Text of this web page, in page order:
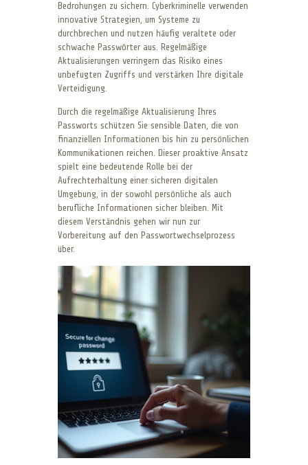
Bedrohungen zu sichern. Cyberkriminelle verwenden
innovative Strategien, um Systeme zu
durchbrechen und nutzen häufig veraltete oder
schwache Passwörter aus. Regelmäßige
Aktualisierungen verringern das Risiko eines
unbefugten Zugriffs und verstärken Ihre digitale
Verteidigung.
Durch die regelmäßige Aktualisierung Ihres
Passworts schützen Sie sensible Daten, die von
finanziellen Informationen bis hin zu persönlichen
Kommunikationen reichen. Dieser proaktive Ansatz
spielt eine bedeutende Rolle bei der
Aufrechterhaltung einer sicheren digitalen
Umgebung, in der sowohl persönliche als auch
berufliche Informationen sicher bleiben. Mit
diesem Verständnis gehen wir nun zur
Vorbereitung auf den Passwortwechselprozess
über.